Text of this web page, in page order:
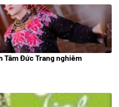
Tâm Đức Trang nghiêm